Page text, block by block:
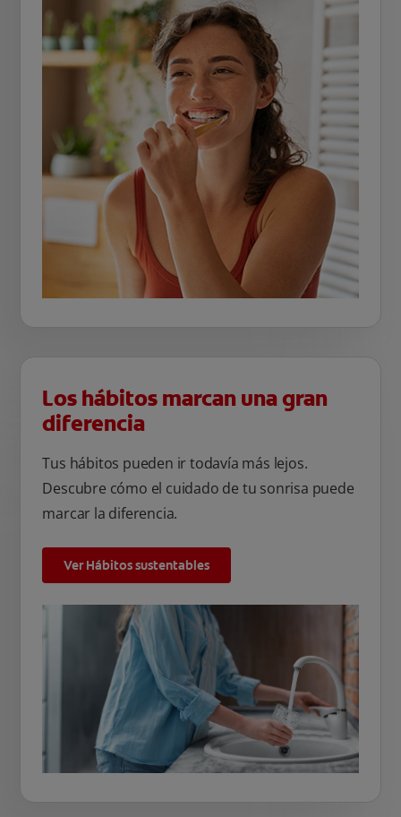
Los hábitos marcan una gran
diferencia
Tus hábitos pueden ir todavía más lejos.
Descubre cómo el cuidado de tu sonrisa puede
marcar la diferencia.
Ver Hábitos sustentables